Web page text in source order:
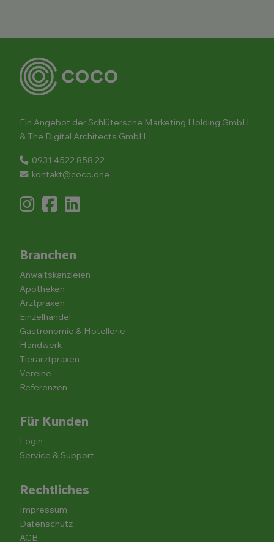
Ein Angebot der Schlütersche Marketing Holding GmbH
& The Digital Architects GmbH
0931 4522 858 22
kontakt@coco.one
Branchen
Anwaltskanzleien
Apotheken
Arztpraxen
Einzelhandel
Gastronomie & Hotellerie
Handwerk
Tierarztpraxen
Vereine
Referenzen
Für Kunden
Login
Service & Support
Rechtliches
Impressum
Datenschutz
AGB